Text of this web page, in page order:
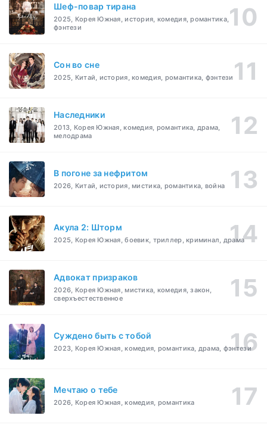
Шеф-повар тирана
2025, Корея Южная, история, комедия, романтика,
фэнтези
Cон во сне
2025, Китай, история, комедия, романтика, фэнтези
Наследники
2013, Корея Южная, комедия, романтика, драма,
мелодрама
В погоне за нефритом
2026, Китай, история, мистика, романтика, война
Акула 2: Шторм
2025, Корея Южная, боевик, триллер, криминал, драма
Адвокат призраков
2026, Корея Южная, мистика, комедия, закон,
сверхъестественное
Суждено быть с тобой
2023, Корея Южная, комедия, романтика, драма, фэнтези
Мечтаю о тебе
2026, Корея Южная, комедия, романтика